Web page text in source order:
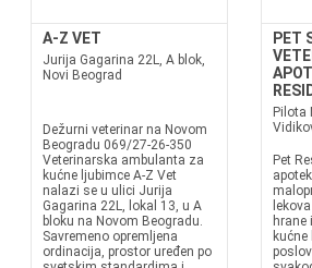
A-Z VET
Jurija Gagarina 22L, A blok,
Novi Beograd
Dežurni veterinar na Novom
Beogradu 069/27-26-350
Veterinarska ambulanta za
kućne ljubimce A-Z Vet
nalazi se u ulici Jurija
Gagarina 22L, lokal 13, u A
bloku na Novom Beogradu.
Savremeno opremljena
ordinacija, prostor uređen po
PET
Pilota
Pet
hrane